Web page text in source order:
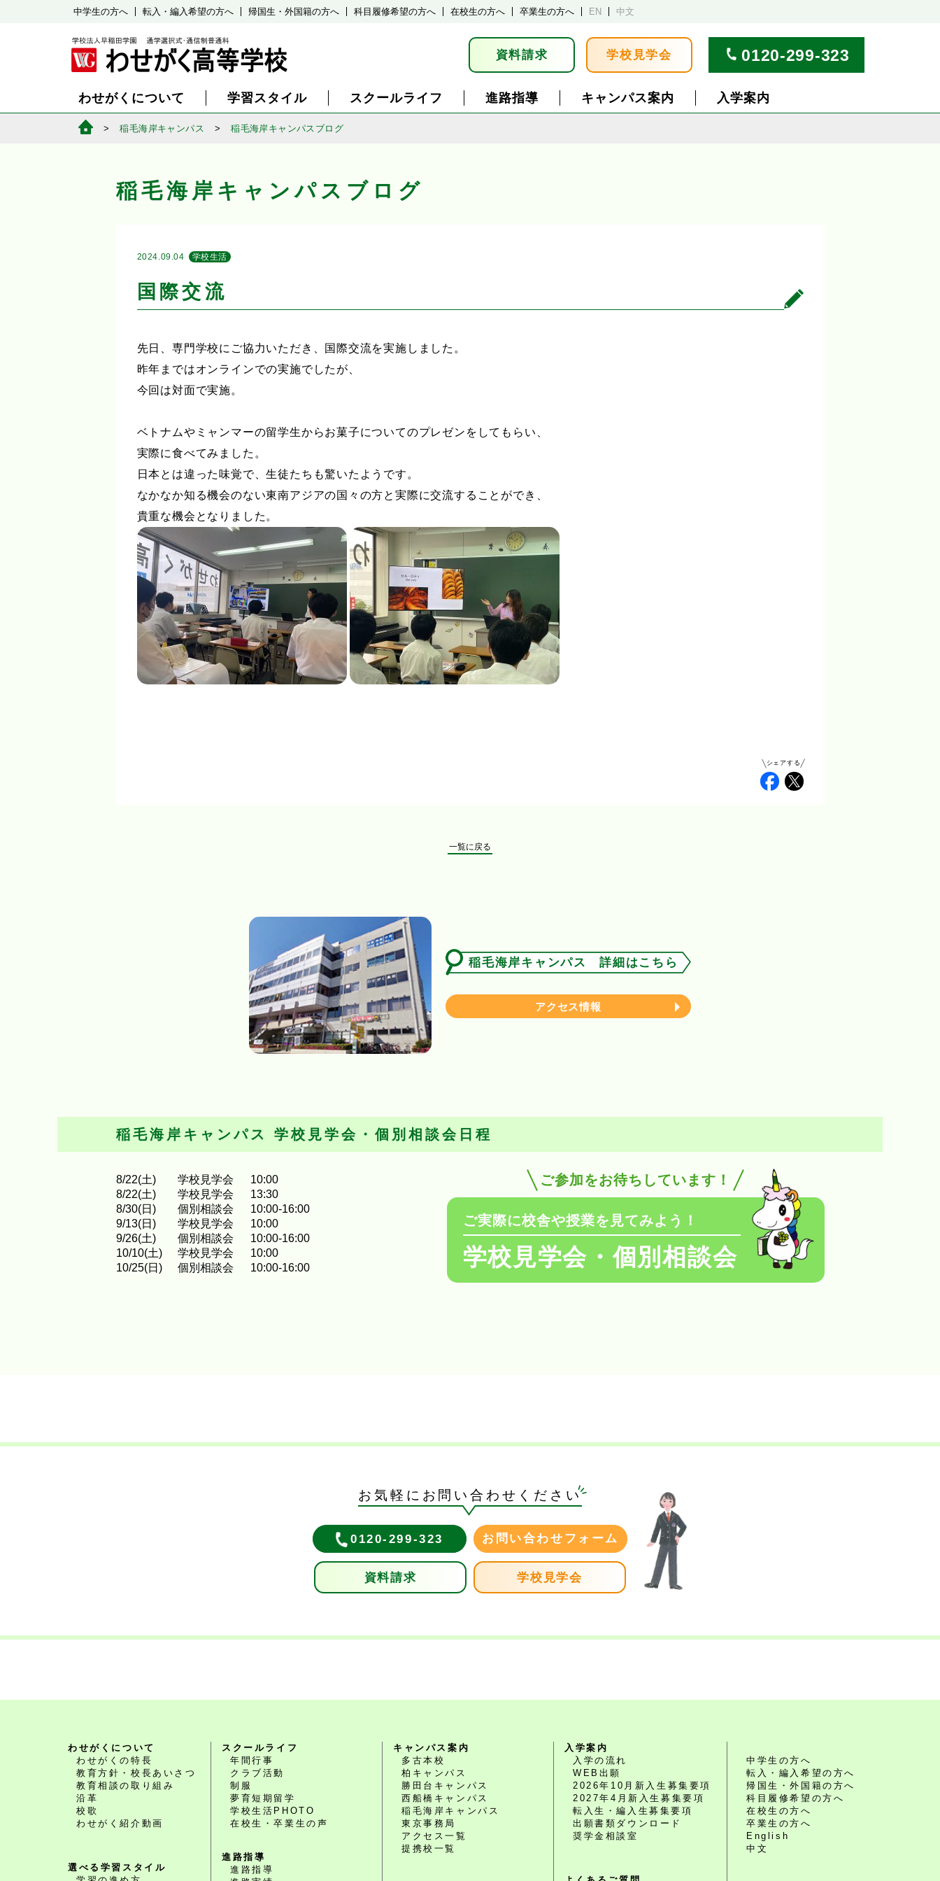
中学生の方へ 転入・編入希望の方へ 帰国生・外国籍の方へ 科目履修希望の方へ 在校生の方へ 卒業生の方へ EN 中文
資料請求 学校見学会 0120-299-323
わせがくについて 学習スタイル スクールライフ 進路指導 キャンパス案内 入学案内
稲毛海岸キャンパス 稲毛海岸キャンパスブログ
稲毛海岸キャンパスブログ
2024.09.04 学校生活
国際交流
先日、専門学校にご協力いただき、国際交流を実施しました。
昨年まではオンラインでの実施でしたが、
今回は対面で実施。
ベトナムやミャンマーの留学生からお菓子についてのプレゼンをしてもらい、
実際に食べてみました。
日本とは違った味覚で、生徒たちも驚いたようです。
なかなか知る機会のない東南アジアの国々の方と実際に交流することができ、
貴重な機会となりました。
シェアする
Facebook
Twitter
一覧に戻る
稲毛海岸キャンパス 詳細はこちら
アクセス情報
稲毛海岸キャンパス 学校見学会・個別相談会日程
8/22(土) 学校見学会
10:00
8/22(土) 学校見学会
13:30
8/30(日) 個別相談会
10:00-16:00
9/13(日) 学校見学会
10:00
9/26(土) 個別相談会
10:00-16:00
10/10(土) 学校見学会
10:00
10/25(日) 個別相談会 10:00-16:00
ご参加をお待ちしています！
ご実際に校舎や授業を見てみよう！
学校見学会・個別相談会
お気軽にお問い合わせください
0120-299-323 お問い合わせフォーム
資料請求 学校見学会
わせがくについて
わせがくの特長
教育方針・校長あいさつ
教育相談の取り組み
沿革
校歌
わせがく紹介動画
選べる学習スタイル
スクールライフ
年間行事
クラブ活動
制服
夢育短期留学
学校生活PHOTO
在校生・卒業生の声
進路指導
進路指導
キャンパス案内
多古本校
柏キャンパス
勝田台キャンパス
西船橋キャンパス
稲毛海岸キャンパス
東京事務局
アクセス一覧
提携校一覧
入学案内
入学の流れ
WEB出願
2026年10月新入生募集要項
2027年4月新入生募集要項
転入生・編入生募集要項
出願書類ダウンロード
奨学金相談室
中学生の方へ
転入・編入希望の方へ
帰国生・外国籍の方へ
科目履修希望の方へ
在校生の方へ
卒業生の方へ
English
中文